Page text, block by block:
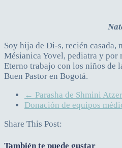
Soy hija de Di-s, recién casada,
Mésianica Yovel, pediatra y por
Eterno trabajo con los niños de
Buen Pastor en Bogotá.
← Parasha de Shmini
Donación de equipos
Share This Post:
También te puede gustar